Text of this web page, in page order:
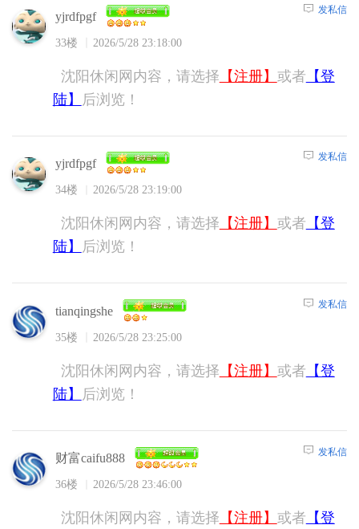
yjrdfpgf
33楼 2026/5/28 23:18:00
发私信
沈阳休闲网内容，请选择 【注册】 或者 【登
陆】
后浏览！
yjrdfpgf
34楼 2026/5/28 23:19:00
发私信
沈阳休闲网内容，请选择 【注册】 或者 【登
陆】
后浏览！
tianqingshe
35楼 2026/5/28 23:25:00
发私信
沈阳休闲网内容，请选择 【注册】 或者 【登
陆】
后浏览！
财富caifu888
36楼 2026/5/28 23:46:00
发私信
沈阳休闲网内容，请选择 【注册】 或者 【登